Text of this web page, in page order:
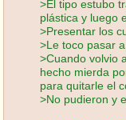
>El tipo estubo
plástica y luego
>Presentar los
>Le toco pasar
>Cuando volvio
hecho mierda
para quitarle el
>No pudieron y